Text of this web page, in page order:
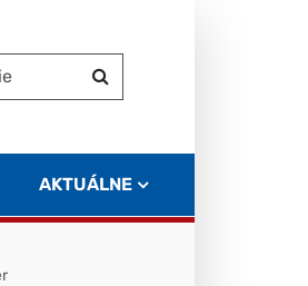
Hľadať
AKTUÁLNE